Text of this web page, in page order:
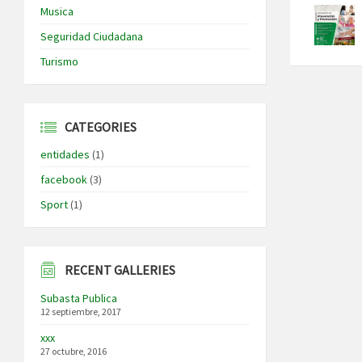
Musica
Seguridad Ciudadana
Turismo
CATEGORIES
entidades (1)
facebook(3)
Sport(1)
RECENT GALLERIES
Subasta Publica
12 septiembre, 2017
xxx
27 octubre, 2016